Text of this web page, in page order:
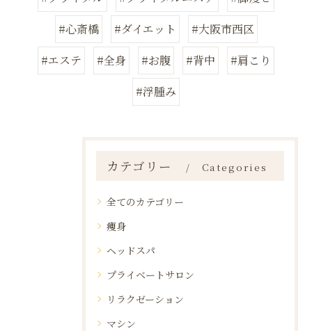
#心斎橋
#ダイエット
#大阪市西区
#エステ
#全身 #お腹 #背中
#肩こり
#浮腫み
カテゴリー Categories
全てのカテゴリー
痩身
ヘッドスパ
プライベートサロン
リラクゼーション
マシン